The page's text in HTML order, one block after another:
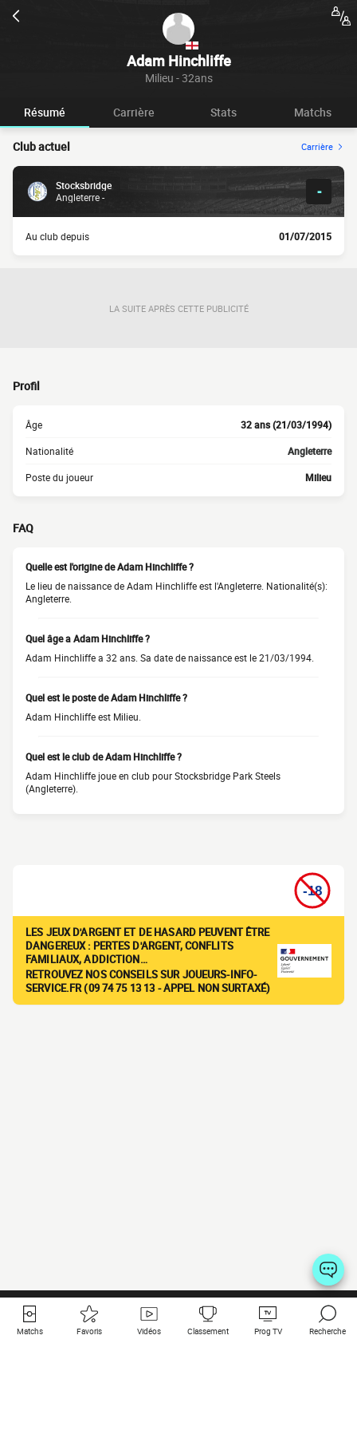
Adam Hinchliffe
Milieu - 32ans
Résumé Carrière Stats Matchs
Club actuel Carrière
Stocksbridge
Angleterre -
-
Au club depuis 01/07/2015
LA SUITE APRÈS CETTE PUBLICITÉ
Profil
Âge 32 ans (21/03/1994)
Nationalité Angleterre
Poste du joueur Milieu
FAQ
Quelle est l'origine de Adam Hinchliffe ?
Le lieu de naissance de Adam Hinchliffe est l'Angleterre. Nationalité(s):
Angleterre.
Quel âge a Adam Hinchliffe ?
Adam Hinchliffe a 32 ans. Sa date de naissance est le 21/03/1994.
Quel est le poste de Adam Hinchliffe ?
Adam Hinchliffe est Milieu.
Quel est le club de Adam Hinchliffe ?
Adam Hinchliffe joue en club pour Stocksbridge Park Steels
(Angleterre).
LES JEUX D'ARGENT ET DE HASARD PEUVENT ÊTRE
DANGEREUX : PERTES D'ARGENT, CONFLITS
FAMILIAUX, ADDICTION…
RETROUVEZ NOS CONSEILS SUR JOUEURS-INFO-
SERVICE.FR (09 74 75 13 13 - APPEL NON SURTAXÉ)
Matchs Favoris Vidéos Classement Prog TV Recherche